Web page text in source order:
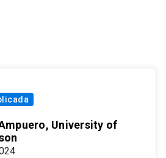
University of